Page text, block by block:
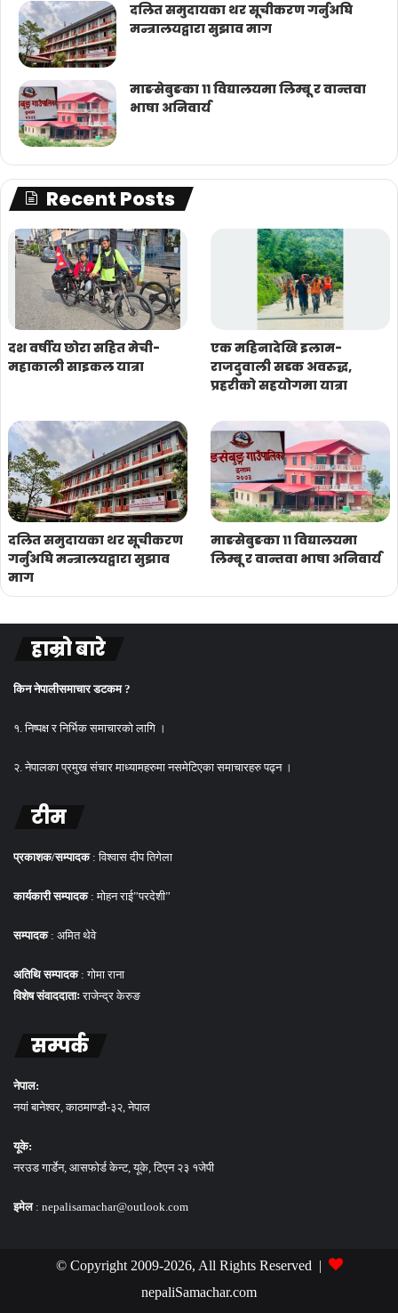
दलित समुदायका थर सूचीकरण गर्नुअघि
मन्त्रालयद्वारा सुझाव माग
माङसेबुङका ११ विद्यालयमा लिम्बू र वान्तवा
भाषा अनिवार्य
Recent Posts
दश वर्षीय छोरा सहित मेची-
महाकाली साइकल यात्रा
एक महिनादेखि इलाम-
राजदुवाली सडक अवरुद्ध,
प्रहरीको सहयोगमा यात्रा
दलित समुदायका थर सूचीकरण
गर्नुअघि मन्त्रालयद्वारा सुझाव
माग
माङसेबुङका ११ विद्यालयमा
लिम्बू र वान्तवा भाषा अनिवार्य
हाम्रो बारे
किन नेपालीसमाचार डटकम ?
१. निष्पक्ष र निर्भिक समाचारको लागि ।
२. नेपालका प्रमुख संचार माध्यामहरुमा नसमेटिएका समाचारहरु पढ्न ।
टीम
प्रकाशक/सम्पादक : विश्वास दीप तिगेला
कार्यकारी सम्पादक: मोहन राई”परदेशी”
सम्पादक: अमित थेवे
अतिथि सम्पादक: गोमा राना
विशेष संवाददाताःराजेन्द्र केरुङ
सम्पर्क
नेपाल:
नयां बानेश्वर, काठमाण्डौ-३२, नेपाल
यूके:
नरउड गार्डेन, आसफोर्ड केन्ट, यूके, टिएन २३ १जेपी
इमेल: nepalisamachar@outlook.com
© Copyright 2009-2026, All Rights Reserved |
nepaliSamachar.com